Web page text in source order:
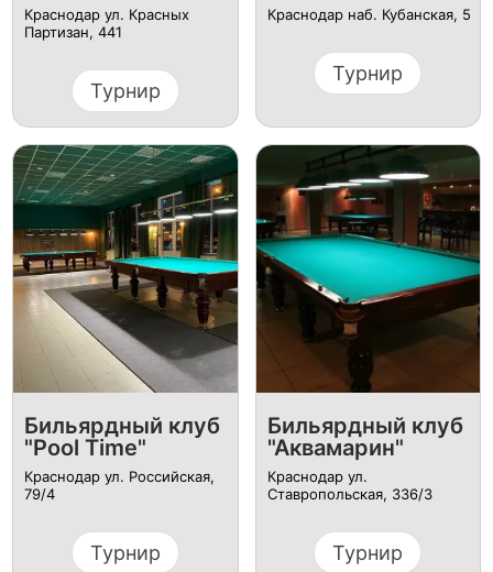
Краснодар ул. Красных
Партизан, 441
Турнир
Краснодар наб. Кубанская, 5
Турнир
Бильярдный клуб
"Pool Time"
Краснодар ул. Российская,
79/4
Турнир
Бильярдный клуб
"Аквамарин"
Краснодар ул.
Ставропольская, 336/3
Турнир